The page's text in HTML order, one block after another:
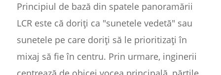
Principiul de bază din spatele panoramării
LCR este că doriți ca "sunetele vedetă" sau
sunetele pe care doriți să le prioritizați în
mixaj să fie în centru. Prin urmare, inginerii